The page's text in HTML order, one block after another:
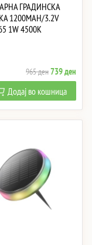
ГРАДИНСКА
1200MAH/3.2V
1W 4500K
965денOriginal
price
was:
965 ден.
739ден
price
is:
739
Додај во кошница